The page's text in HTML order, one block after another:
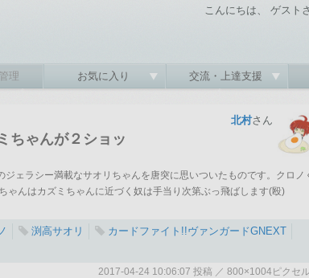
こんにちは、 ゲスト
理 お気に入り 交流・上達支援
ちゃんが２ショッ
北村さん
ェラシー満載なサオリちゃんを唐突に思いついたものです。クロノ
んはカズミちゃんに近づく奴は手当り次第ぶっ飛ばします(殴)
渕高サオリ
カードファイト!!ヴァンガードGNEXT
2017-04-24 10:06:07 投稿 ／ 800×1004ピクセ